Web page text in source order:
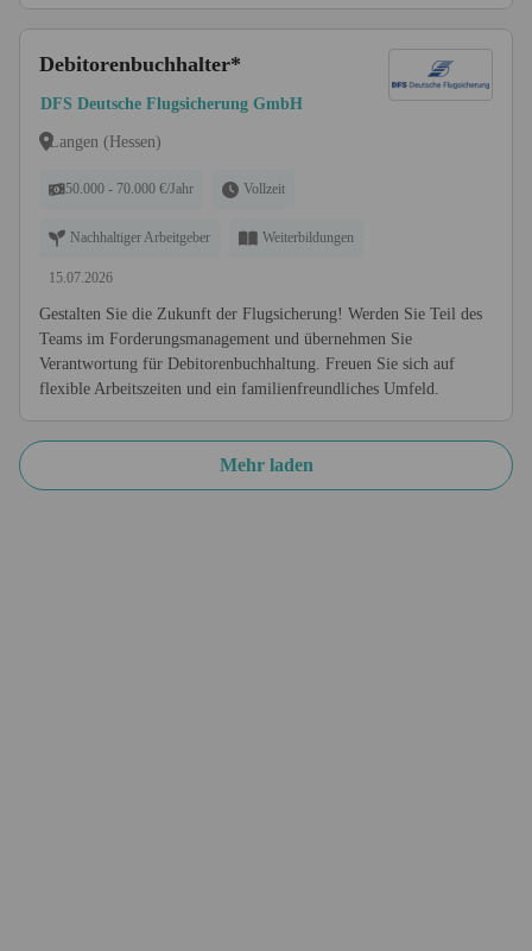
Debitorenbuchhalter*
DFS Deutsche Flugsicherung GmbH
Langen (Hessen)
50.000 - 70.000 €/Jahr Vollzeit
Nachhaltiger Arbeitgeber Weiterbildungen
15.07.2026
Gestalten Sie die Zukunft der Flugsicherung! Werden Sie Teil des
Teams im Forderungsmanagement und übernehmen Sie
Verantwortung für Debitorenbuchhaltung. Freuen Sie sich auf
flexible Arbeitszeiten und ein familienfreundliches Umfeld.
Mehr laden